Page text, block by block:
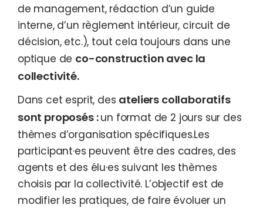
de management, rédaction d’un guide
interne, d’un règlement intérieur, circuit de
décision, etc.), tout cela toujours dans une
optique de co-construction avec la
collectivité.
Dans cet esprit, des ateliers collaboratifs
sont proposés :un format de 2 jours sur des
thèmes d’organisation spécifiques.Les
participant·es peuvent être des cadres, des
agents et des élu·es suivant les thèmes
choisis par la collectivité. L’objectif est de
modifier les pratiques, de faire évoluer un